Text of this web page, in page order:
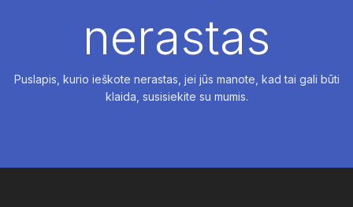
nerastas
Puslapis, kurio ieškote nerastas, jei jūs manote, kad tai gali būti
klaida, susisiekite su mumis.